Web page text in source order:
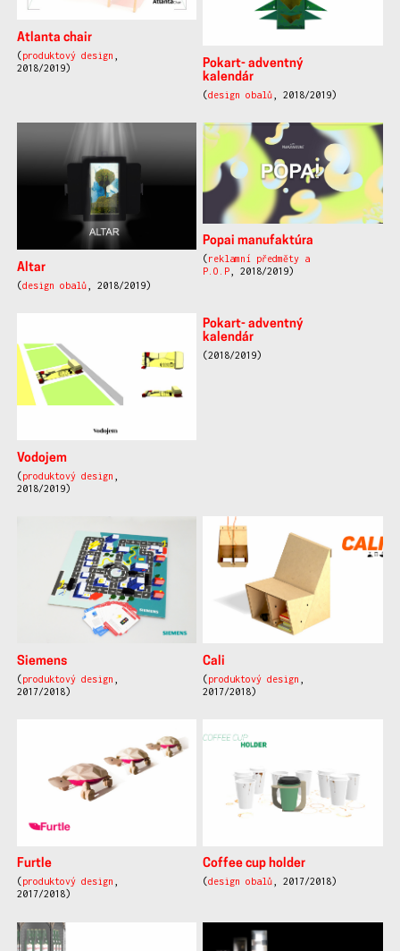
Atlanta chair
(produktový design
2018/2019)
Pokart- adventný
kalendár
(design obalů , 2018/2019)
Altar
(design obalů, 2018/2019)
Popai manufaktúra
( reklamní předměty a
P.O.P, 2018/2019)
Vodojem
(produktový design
2018/2019)
Pokart- adventný
kalendár
(2018/2019)
Siemens
(produktový design
2017/2018)
Cali
(produktový design
2017/2018)
Furtle
( produktový design ,
2017/2018)
Coffee cup holder
(design obalů, 2017/2018)